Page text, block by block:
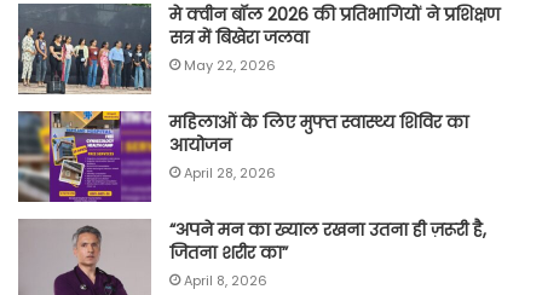
मे क्वीन बॉल 2026 की प्रतिभागियों ने प्रशिक्षण
सत्र में बिखेरा जलवा
May 22, 2026
महिलाओं के लिए मुफ्त स्वास्थ्य शिविर का
आयोजन
April 28, 2026
“अपने मन का ख्याल रखना उतना ही ज़रूरी है,
जितना शरीर का”
April 8, 2026